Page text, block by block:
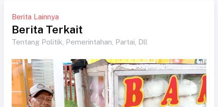
Berita Lainnya
Berita Terkait
Tentang Politik, Pemerintahan, Partai, Dll